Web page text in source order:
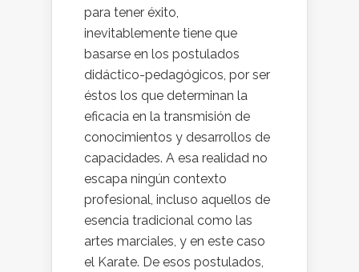
para tener éxito,
inevitablemente tiene que
basarse en los postulados
didáctico-pedagógicos, por ser
éstos los que determinan la
eficacia en la transmisión de
conocimientos y desarrollos de
capacidades. A esa realidad no
escapa ningún contexto
profesional, incluso aquellos de
esencia tradicional como las
artes marciales, y en este caso
el Karate. De esos postulados,